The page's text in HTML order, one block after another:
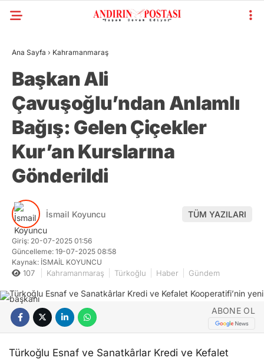
Ana Sayfa › Kahramanmaraş
Başkan Ali
Çavuşoğlu’ndan Anlamlı
Bağış: Gelen Çiçekler
Kur’an Kurslarına
Gönderildi
İsmail Koyuncu TÜM YAZILARI
Giriş: 20-07-2025 01:56
Güncelleme: 19-07-2025 08:58
Kaynak: İSMAİL KOYUNCU
107 Kahramanmaraş Türkoğlu Haber Gündem
ABONE OL
Türkoğlu Esnaf ve Sanatkârlar Kredi ve Kefalet